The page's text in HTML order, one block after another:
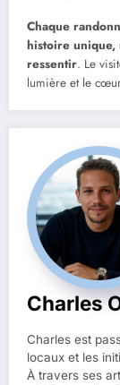
Chaque
histoire unique,
ressentir. Le
lumière et le
Charles
Charles est
locaux et les
À travers ses